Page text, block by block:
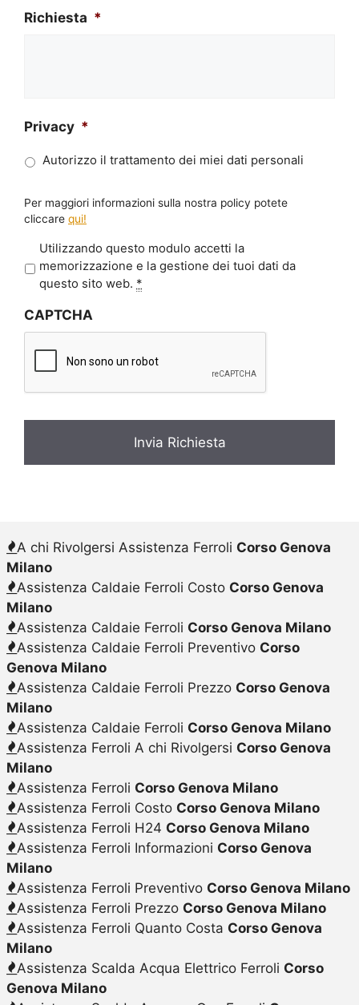
Richiesta *
Privacy *
Autorizzo il trattamento dei miei dati personali
Per maggiori informazioni sulla nostra policy potete
cliccare qui!
r
a
c
*
Utilizzando questo modulo accetti la
memorizzazione e la gestione dei tuoi dati da
questo sito web. *
CAPTCHA
A chi Rivolgersi Assistenza Ferroli Corso Genova
Milano
Assistenza Caldaie Ferroli Costo Corso Genova
Milano
Assistenza Caldaie Ferroli Corso Genova Milano
Assistenza Caldaie Ferroli Preventivo Corso
Genova Milano
Assistenza Caldaie Ferroli Prezzo Corso Genova
Milano
Assistenza Caldaie Ferroli Corso Genova Milano
Assistenza Ferroli A chi Rivolgersi Corso Genova
Milano
Assistenza Ferroli Corso Genova Milano
Assistenza Ferroli Costo Corso Genova Milano
Assistenza Ferroli H24 Corso Genova Milano
Assistenza Ferroli Informazioni Corso Genova
Milano
Assistenza Ferroli Preventivo Corso Genova Milano
Assistenza Ferroli Prezzo Corso Genova Milano
Assistenza Ferroli Quanto Costa Corso Genova
Milano
Assistenza Scalda Acqua Elettrico Ferroli Corso
Genova Milano